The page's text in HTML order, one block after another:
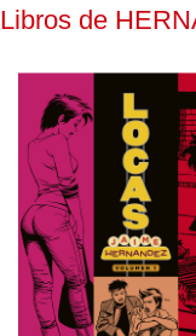
Libros de